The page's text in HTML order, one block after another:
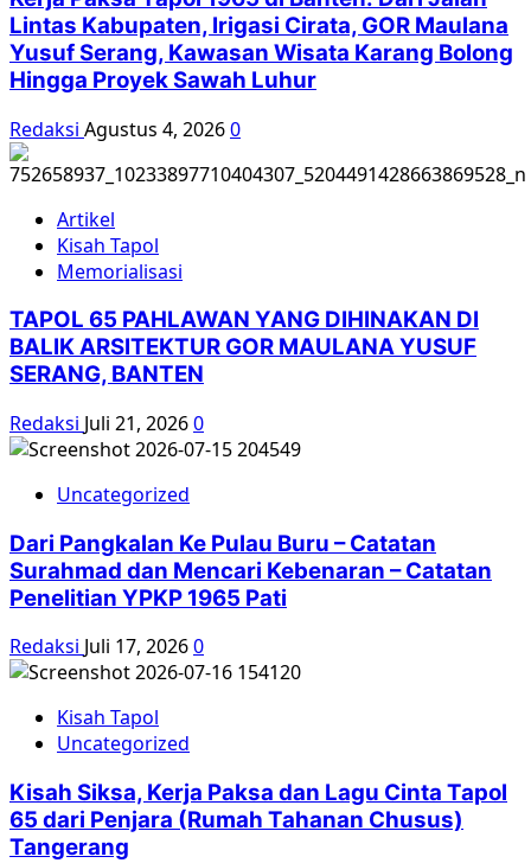
CC
PKI
Aidit
Lintas Kabupaten, Irigasi Cirata, GOR Maulana
Yusuf Serang, Kawasan Wisata Karang Bolong
Hingga Proyek Sawah Luhur
Redaksi Agustus 4, 20260
Artikel
Kisah Tapol
Memorialisasi
TAPOL 65 PAHLAWAN YANG DIHINAKAN DI
BALIK ARSITEKTUR GOR MAULANA YUSUF
SERANG, BANTEN
Redaksi Juli 21, 20260
Uncategorized
Dari Pangkalan Ke Pulau Buru – Catatan
Surahmad dan Mencari Kebenaran – Catatan
Penelitian YPKP 1965 Pati
Redaksi Juli 17, 20260
Kisah Tapol
Uncategorized
Kisah Siksa, Kerja Paksa dan Lagu Cinta Tapol
65 dari Penjara (Rumah Tahanan Chusus)
Tangerang